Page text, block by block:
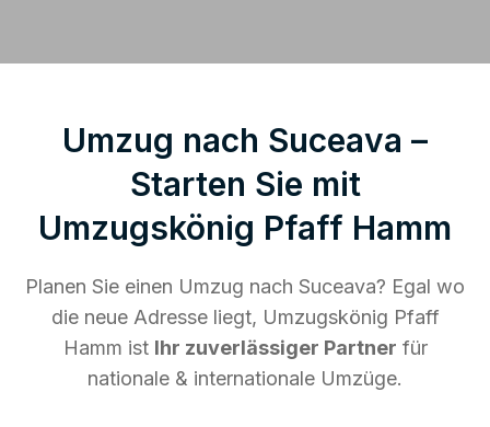
Umzug nach Suceava –
Starten Sie mit
Umzugskönig Pfaff Hamm
Planen Sie einen Umzug nach Suceava? Egal wo
die neue Adresse liegt, Umzugskönig Pfaff
Hamm ist Ihr zuverlässiger Partner für
nationale & internationale Umzüge.